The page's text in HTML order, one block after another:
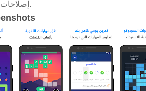
Lösung für Ihr Kind und Ihre
arabische Gehirntrainer, der Ihnen
Aufmerksamkeit und Ihre
- إصلاحات وتحسينات في الأداء.